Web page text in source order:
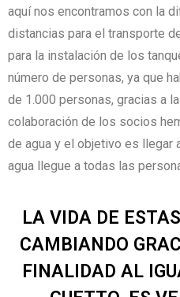
aquí nos encontramos con la
distancias para el transporte
para la instalación de los
número de personas, ya que
de 1.000 personas, gracias a
colaboración de los socios
de agua y el objetivo es llegar
agua llegue a todas las
LA VIDA DE
CAMBIANDO
FINALIDAD AL